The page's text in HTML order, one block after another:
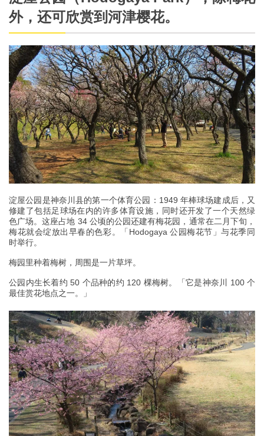
外，还可欣赏到河津樱花。
淀屋公园是神奈川县的第一个体育公园：1949 年棒球场建成后，又
修建了包括足球场在内的许多体育设施，同时还开发了一个天然绿
色广场。这座占地 34 公顷的公园还建有梅花园，通常在二月下旬，
梅花就会绽放出早春的色彩。「Hodogaya 公园梅花节」与花季同
时举行。
梅园里种着梅树，周围是一片草坪。
公园内生长着约 50 个品种的约 120 棵梅树。「它是神奈川 100 个
最佳赏花地点之一。」